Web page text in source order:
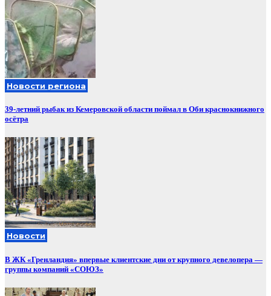
Новости региона
39-летний рыбак из Кемеровской области поймал в Оби краснокнижного
осётра
Новости
В ЖК «Гренландия» впервые клиентские дни от крупного девелопера —
группы компаний «СОЮЗ»